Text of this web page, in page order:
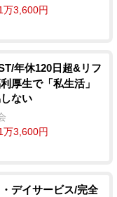
3,600円
年休120日超&リフ
厚生で「私生活」
ない
3,600円
デイサービス/完全